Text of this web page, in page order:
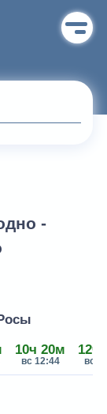
-
10ч 20м
вс 12:44
12ч
вс